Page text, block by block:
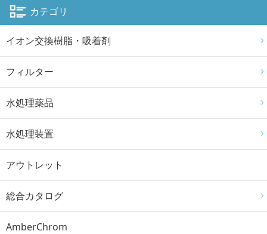
カテゴリ
イオン交換樹脂・吸着剤
フィルター
水処理薬品
水処理装置
アウトレット
総合カタログ
AmberChrom